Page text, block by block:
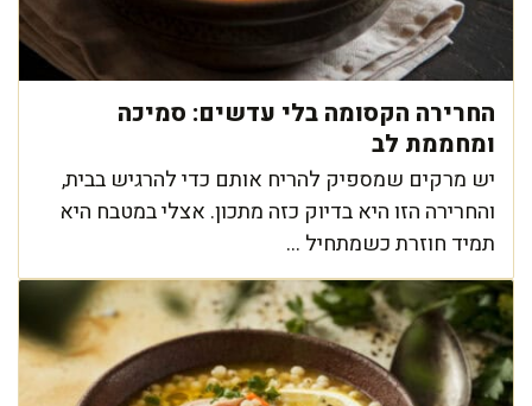
החרירה הקסומה בלי עדשים: סמיכה
ומחממת לב
יש מרקים שמספיק להריח אותם כדי להרגיש בבית,
והחרירה הזו היא בדיוק כזה מתכון. אצלי במטבח היא
תמיד חוזרת כשמתחיל ...